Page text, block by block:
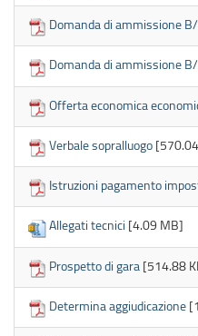
Domanda di ammissione
Domanda di ammissione
Offerta economica
Verbale sopralluogo
Istruzioni pagamento
Allegati tecnici [4.09 MB]
Prospetto di gara [514.88
Determina aggiudicazione